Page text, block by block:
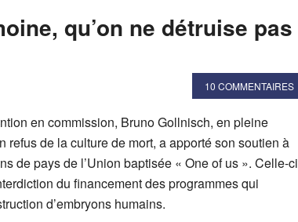
qu’on ne détruise pas
10 COMMENTAIRES
en commission, Bruno Gollnisch, en pleine
refus de la culture de mort, a apporté son soutien à
de pays de l’Union baptisée « One of us ». Celle-ci
du financement des programmes qui
d’embryons humains.